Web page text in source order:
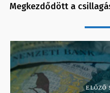
Megkezdődött a
ELŐZŐ